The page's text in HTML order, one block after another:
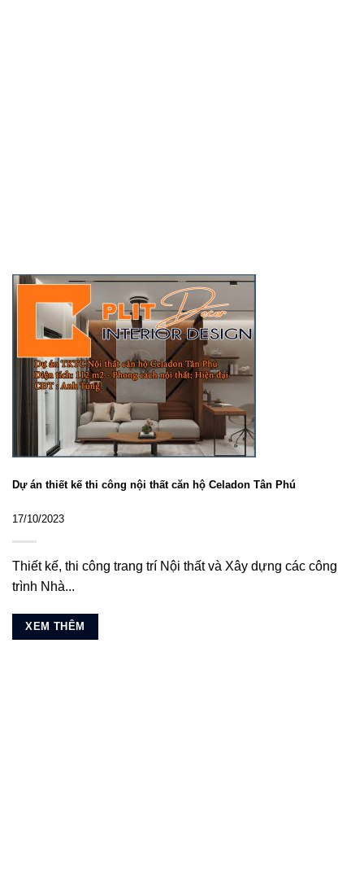
Dự án thiết kế thi công nội thất căn hộ Celadon Tân Phú
17/10/2023
Thiết kế, thi công trang trí Nội thất và Xây dựng các công
trình Nhà...
XEM THÊM